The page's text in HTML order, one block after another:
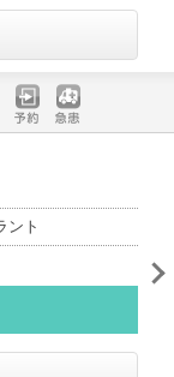
予約 急患
ント